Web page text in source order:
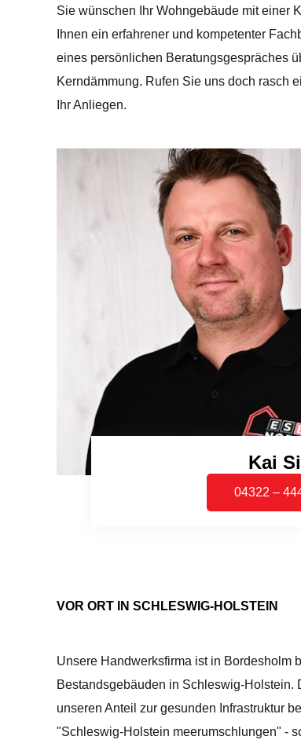
Sie wünschen Ihr Wohngebäude mit einer
Ihnen ein erfahrener und kompetenter
eines persönlichen Beratungsgespräches
Kerndämmung. Rufen Sie uns doch rasch
Ihr Anliegen.
Kai
04322 –
VOR ORT IN SCHLESWIG-HOLSTEIN
Unsere Handwerksfirma ist in Bordesholm
Bestandsgebäuden in Schleswig-Holstein.
unseren Anteil zur gesunden Infrastruktur
"Schleswig-Holstein meerumschlungen" -